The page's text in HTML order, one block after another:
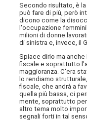
Secondo risultato, è
può fare di più, però
dicono come la
l'occupazione
milioni di donne
di sinistra e, invece, il
Spiace dirlo ma
fiscale e soprattutto
maggioranza. C'era
lo rendiamo
fiscale, che andrà a
quella più bassa, ci
mente, soprattutto
altro tema molto
segnali forti in tal